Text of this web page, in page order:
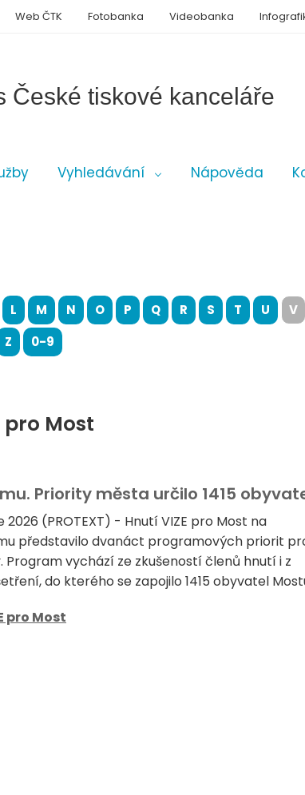
České tiskové kanceláře
Vyhledávání Nápověda
Web ČTK Fotobanka Videobanka
L M N O P Q R S T U V
Z 0-9
pro Most
Priority města určilo 1415
(PROTEXT) - Hnutí VIZE pro Most na
představilo dvanáct programových priorit
Program vychází ze zkušeností členů hnutí i z
do kterého se zapojilo 1415 obyvatel
pro Most